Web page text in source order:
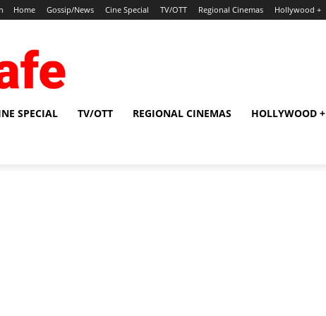
Home Gossip/News Cine Special TV/OTT Regional Cinemas Hollywood +
SPECIAL TV/OTT REGIONAL CINEMAS HOLLYWOOD +